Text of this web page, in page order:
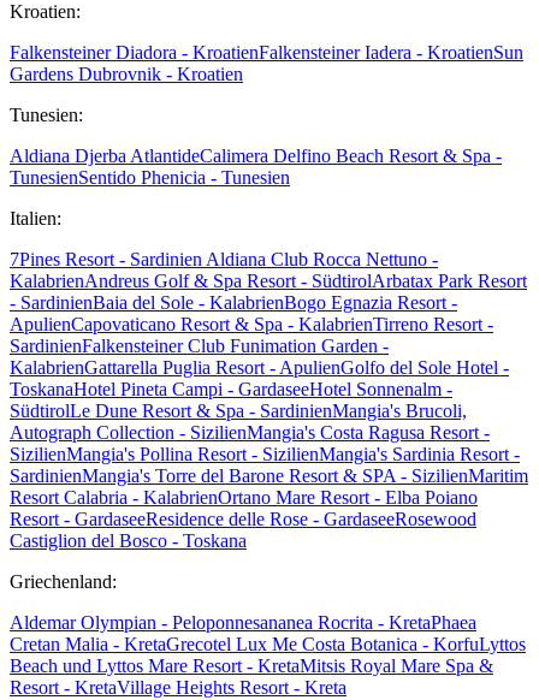
Kroatien:
Falkensteiner Diadora - KroatienFalkensteiner Iadera - KroatienSun
Gardens Dubrovnik - Kroatien
Tunesien:
Aldiana Djerba AtlantideCalimera Delfino Beach Resort & Spa -
TunesienSentido Phenicia - Tunesien
Italien:
7Pines Resort - Sardinien Aldiana Club Rocca Nettuno -
KalabrienAndreus Golf & Spa Resort - SüdtirolArbatax Park Resort
- SardinienBaia del Sole - KalabrienBogo Egnazia Resort -
ApulienCapovaticano Resort & Spa - KalabrienTirreno Resort -
SardinienFalkensteiner Club Funimation Garden -
KalabrienGattarella Puglia Resort - ApulienGolfo del Sole Hotel -
ToskanaHotel Pineta Campi - GardaseeHotel Sonnenalm -
SüdtirolLe Dune Resort & Spa - SardinienMangia's Brucoli,
Autograph Collection - SizilienMangia's Costa Ragusa Resort -
SizilienMangia's Pollina Resort - SizilienMangia's Sardinia Resort -
SardinienMangia's Torre del Barone Resort & SPA - SizilienMaritim
Resort Calabria - KalabrienOrtano Mare Resort - Elba Poiano
Resort - GardaseeResidence delle Rose - GardaseeRosewood
Castiglion del Bosco - Toskana
Griechenland:
Aldemar Olympian - Peloponnesananea Rocrita - KretaPhaea
Cretan Malia - KretaGrecotel Lux Me Costa Botanica - KorfuLyttos
Beach und Lyttos Mare Resort - KretaMitsis Royal Mare Spa &
Resort - KretaVillage Heights Resort - Kreta